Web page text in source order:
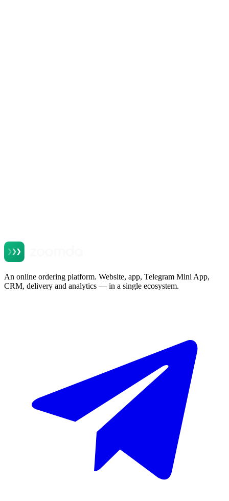
An online ordering platform. Website, app, Telegram Mini App,
CRM, delivery and analytics — in a single ecosystem.